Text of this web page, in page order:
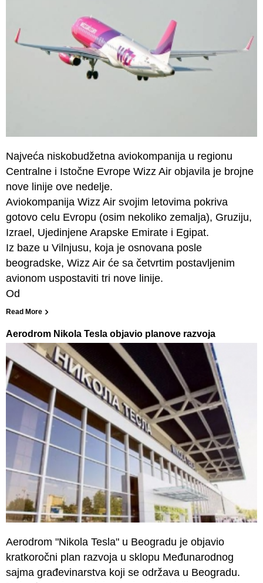
Najveća niskobudžetna aviokompanija u regionu
Centralne i Istočne Evrope Wizz Air objavila je brojne
nove linije ove nedelje.
Aviokompanija Wizz Air svojim letovima pokriva
gotovo celu Evropu (osim nekoliko zemalja), Gruziju,
Izrael, Ujedinjene Arapske Emirate i Egipat.
Iz baze u Vilnjusu, koja je osnovana posle
beogradske, Wizz Air će sa četvrtim postavljenim
avionom uspostaviti tri nove linije.
Od
Read More
Aerodrom Nikola Tesla objavio planove razvoja
Aerodrom "Nikola Tesla" u Beogradu je objavio
kratkoročni plan razvoja u sklopu Međunarodnog
sajma građevinarstva koji se održava u Beogradu.